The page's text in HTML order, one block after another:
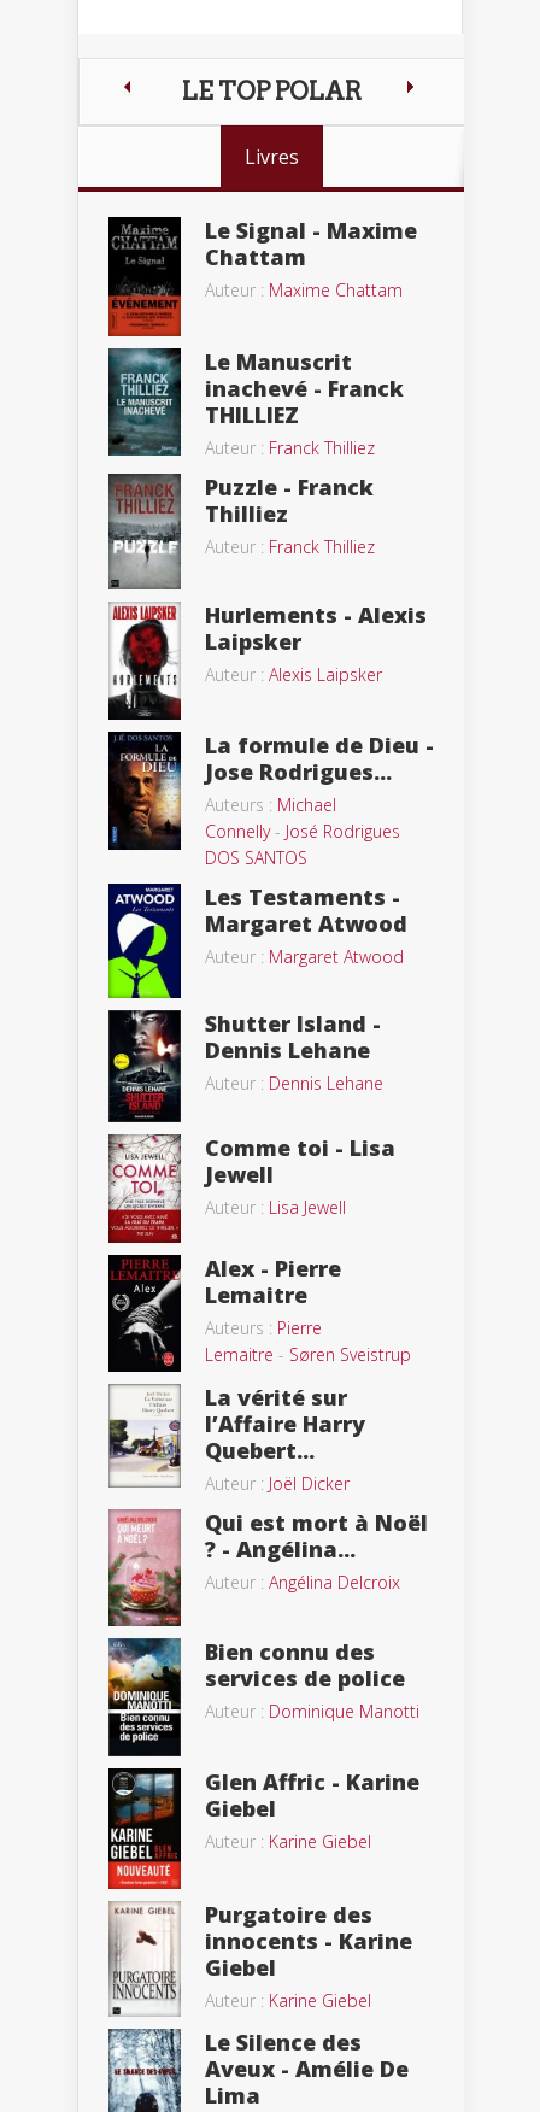
LE TOP POLAR
Livres
Le Signal - Maxime
Chattam
Auteur : Maxime Chattam
Le Manuscrit
inachevé - Franck
THILLIEZ
Auteur : Franck Thilliez
Puzzle - Franck
Thilliez
Auteur : Franck Thilliez
Hurlements - Alexis
Laipsker
Auteur : Alexis Laipsker
La formule de Dieu -
Jose Rodrigues...
Auteurs : Michael
Connelly- José Rodrigues
DOS SANTOS
Les Testaments -
Margaret Atwood
Auteur : Margaret Atwood
Shutter Island -
Dennis Lehane
Auteur : Dennis Lehane
Comme toi - Lisa
Jewell
Auteur : Lisa Jewell
Alex - Pierre
Lemaitre
Auteurs : Pierre
Lemaitre - Søren Sveistrup
La vérité sur
l’Affaire Harry
Quebert...
Auteur : Joël Dicker
Qui est mort à Noël
? - Angélina...
Auteur : Angélina Delcroix
Bien connu des
services de police
Auteur : Dominique Manotti
Glen Affric - Karine
Giebel
Auteur : Karine Giebel
Purgatoire des
innocents - Karine
Giebel
Auteur : Karine Giebel
Le Silence des
Aveux - Amélie De
Lima